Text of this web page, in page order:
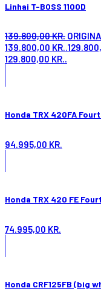
Linhai T-BOSS 1100D
139.800,00KR.
139.800,00 KR..
129.800,00 KR..
Honda TRX 420FA
94.995,00 KR.
Honda TRX 420 FE
74.995,00 KR.
Honda CRF125FB (big